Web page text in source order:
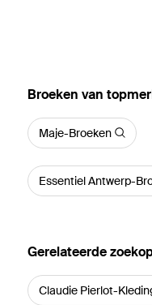
‪Broeken‬ van
Maje-Broeken
Essentiel Antwerp-
Gerelateerde
Claudie Pierlot-